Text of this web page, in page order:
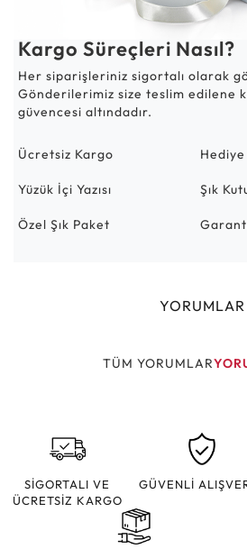
Kargo Süreçleri Nasıl?
Her siparişleriniz sigortalı olarak
Gönderilerimiz size teslim edilene
güvencesi altındadır.
Ücretsiz Kargo
Yüzük İçi Yazısı Şık
Özel Şık Paket
YORUMLAR
TÜM YORUMLAR
SİGORTALI VE
ÜCRETSİZ KARGO
GÜVENLİ